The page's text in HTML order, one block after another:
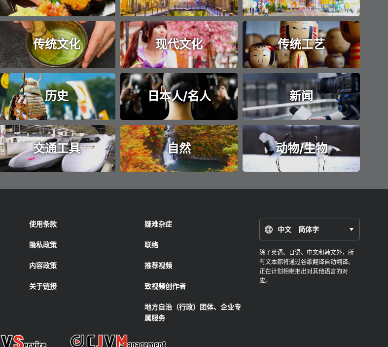
传统文化 现代文化 传统工艺
历史 日本人/名人 新闻
交通工具 自然 动物/生物
使用条款
隐私政策
内容政策
关于链接
疑难杂症
联络
推荐视频
致视频创作者
地方自治（行政）团体、企业专
属服务
中文 简体字
除了英语、日语、中文和韩文外，所
有文本都将通过谷歌翻译自动翻译。
正在计划相继推出对其他语言的对
应。